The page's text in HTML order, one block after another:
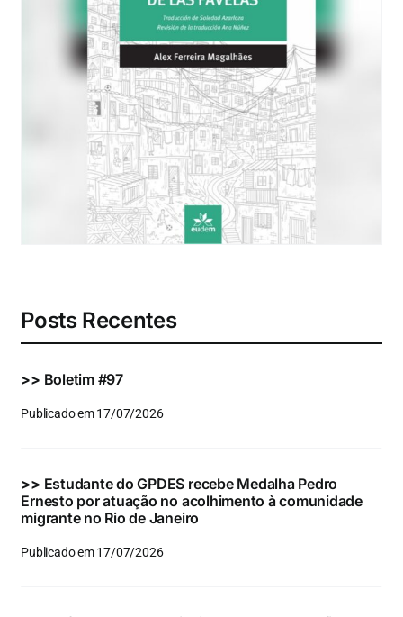
Eventos e Certificados
Comunicação
resultados
Posts Recentes
>> Boletim #97
Publicado em 17/07/2026
>> Estudante do GPDES recebe Medalha Pedro
Ernesto por atuação no acolhimento à comunidade
migrante no Rio de Janeiro
Publicado em 17/07/2026